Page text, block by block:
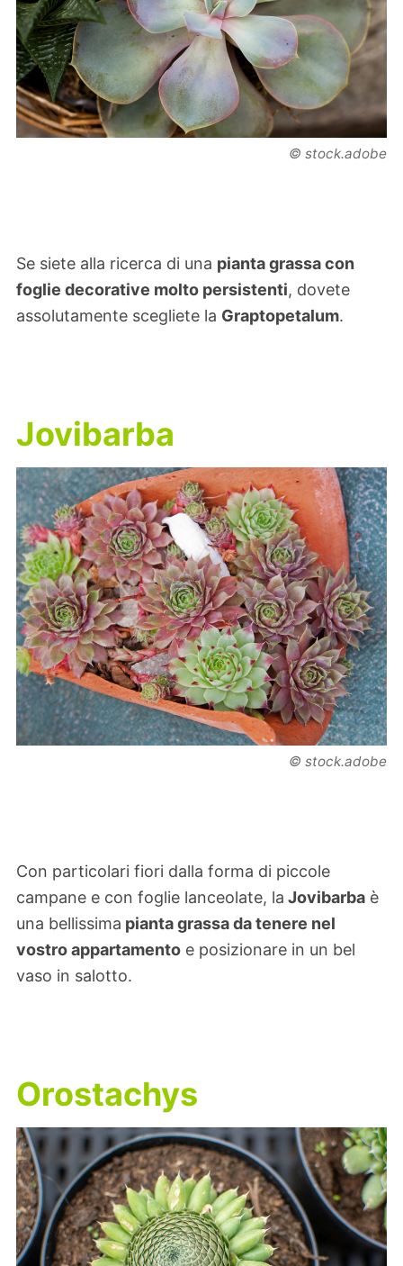
© stock.adobe
Se siete alla ricerca di una pianta grassa con
foglie decorative molto persistenti, dovete
assolutamente scegliete la Graptopetalum.
Jovibarba
© stock.adobe
Con particolari fiori dalla forma di piccole
campane e con foglie lanceolate, la Jovibarba è
una bellissima pianta grassa da tenere nel
vostro appartamento e posizionare in un bel
vaso in salotto.
Orostachys